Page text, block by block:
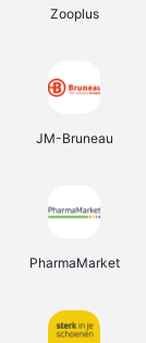
Zooplus
JM-Bruneau
PharmaMarket